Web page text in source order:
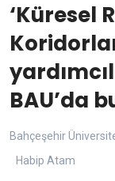
‘Küresel
BAU’da
Bahçeşehir
Habip Atam